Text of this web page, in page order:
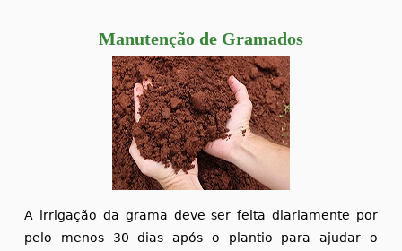
Manutenção de Gramados
A irrigação da grama deve ser feita diariamente por
pelo menos 30 dias após o plantio para ajudar o